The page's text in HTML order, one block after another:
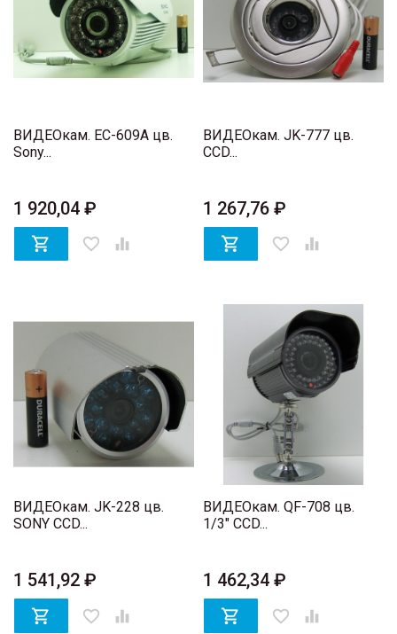
ВИДЕОкам. EC-609A цв.
Sony...
1 920,04 ₽
 favorite_border 
ВИДЕОкам. JK-777 цв.
CCD...
1 267,76 ₽
 favorite_border 
ВИДЕОкам. JK-228 цв.
SONY CCD...
1 541,92 ₽
 favorite_border 
ВИДЕОкам. QF-708 цв.
1/3" CCD...
1 462,34 ₽
 favorite_border 